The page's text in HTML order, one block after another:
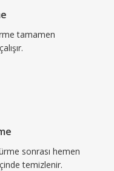
tamamen
sonrası hemen
temizlenir.